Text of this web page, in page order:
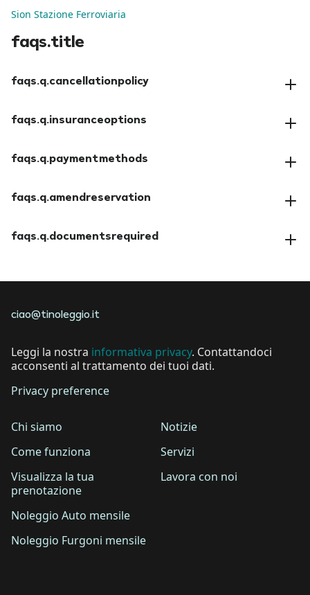
Sion Stazione Ferroviaria
faqs.title
faqs.q.cancellationpolicy
faqs.q.insuranceoptions
faqs.q.paymentmethods
faqs.q.amendreservation
faqs.q.documentsrequired
ciao@tinoleggio.it
Leggi la nostra informativa privacy. Contattandoci
acconsenti al trattamento dei tuoi dati.
Privacy preference
Chi siamo
Come funziona
Visualizza la tua
prenotazione
Noleggio Auto mensile
Noleggio Furgoni mensile
Notizie
Servizi
Lavora con noi